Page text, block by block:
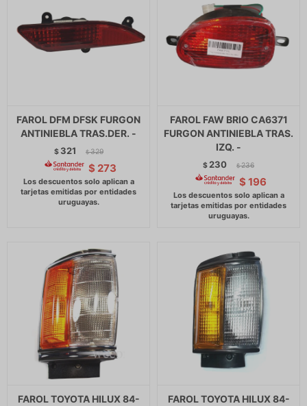
FAROL DFM DFSK FURGON
ANTINIEBLA TRAS.DER. -
$ 321 $ 329
$ 273
FAROL FAW BRIO CA6371
FURGON ANTINIEBLA TRAS.
IZQ. -
$ 230 $ 236
$ 196
FAROL TOYOTA HILUX 84-
FAROL TOYOTA HILUX 84-